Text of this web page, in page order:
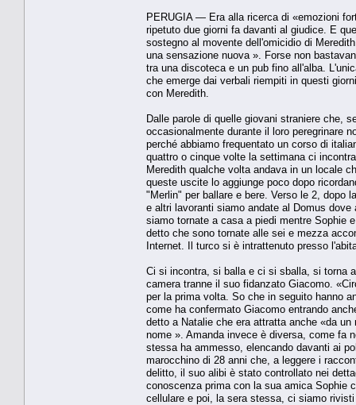
PERUGIA — Era alla ricerca di «emozioni
ripetuto due giorni fa davanti al giudice. E
sostegno al movente dell'omicidio di
una sensazione nuova ». Forse non
tra una discoteca e un pub fino all'alba.
che emerge dai verbali riempiti in questi
con Meredith.
Dalle parole di quelle giovani straniere che,
occasionalmente durante il loro peregrinare
perché abbiamo frequentato un corso di
quattro o cinque volte la settimana ci
Meredith qualche volta andava in un locale
queste uscite lo aggiunge poco dopo
"Merlin" per ballare e bere. Verso le 2, dopo
e altri lavoranti siamo andate al Domus
siamo tornate a casa a piedi mentre Sophie
detto che sono tornate alle sei e mezza
Internet. Il turco si è intrattenuto presso
Ci si incontra, si balla e ci si sballa, si torna
camera tranne il suo fidanzato Giacomo.
per la prima volta. So che in seguito hanno
come ha confermato Giacomo entrando
detto a Natalie che era attratta anche «da
nome ». Amanda invece è diversa, come fa
stessa ha ammesso, elencando davanti ai
marocchino di 28 anni che, a leggere i
delitto, il suo alibi è stato controllato nei
conoscenza prima con la sua amica Sophie
cellulare e poi, la sera stessa, ci siamo